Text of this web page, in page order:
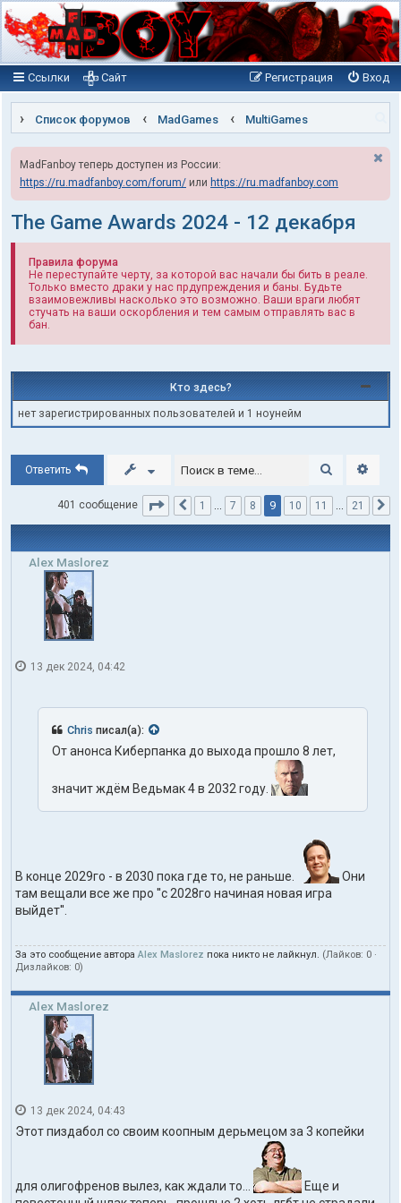
Ссылки Вход
Регистрация
Сайт
Список форумов MadGames MultiGames
MadFanboy теперь доступен из России:
https://ru.madfanboy.com/forum/ или https://ru.madfanboy.com
The Game Awards 2024 - 12 декабря
Правила форума
Не переступайте черту, за которой вас начали бы бить в реале.
Только вместо драки у нас прдупреждения и баны. Будьте
взаимовежливы насколько это возможно. Ваши враги любят
стучать на ваши оскорбления и тем самым отправлять вас в
бан.
Кто здесь?
нет зарегистрированных пользователей и 1 ноунейм
Ответить Поиск
401 сообщение Страница из 21
Пред.
1 … 7 8 9 10 11 … 21
Alex Maslorez
13 дек 2024, 04:42
Chris писал(а):
От анонса Киберпанка до выхода прошло 8 лет,
значит ждём Ведьмак 4 в 2032 году.
В конце 2029го - в 2030 пока где то, не раньше.
Они
там вещали все же про ''с 2028го начиная новая игра
выйдет''.
За это сообщение автора Alex Maslorez пока никто не лайкнул. (Лайков: 0 ·
Дизлайков: 0)
Alex Maslorez
13 дек 2024, 04:43
Этот пиздабол со своим коопным дерьмецом за 3 копейки
для олигофренов вылез, как ждали то...
Еще и